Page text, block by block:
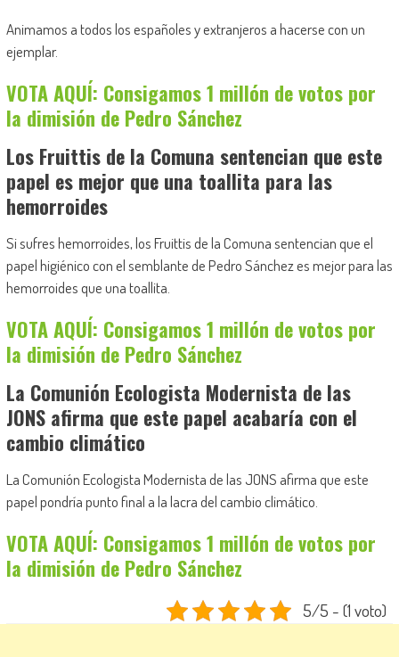
Animamos a todos los españoles y extranjeros a hacerse con un
ejemplar.
VOTA AQUÍ: Consigamos 1 millón de votos por
la dimisión de Pedro Sánchez
Los Fruittis de la Comuna sentencian que este
papel es mejor que una toallita para las
hemorroides
Si sufres hemorroides, los Fruittis de la Comuna sentencian que el
papel higiénico con el semblante de Pedro Sánchez es mejor para las
hemorroides que una toallita.
VOTA AQUÍ: Consigamos 1 millón de votos por
la dimisión de Pedro Sánchez
La Comunión Ecologista Modernista de las
JONS afirma que este papel acabaría con el
cambio climático
La Comunión Ecologista Modernista de las JONS afirma que este
papel pondría punto final a la lacra del cambio climático.
VOTA AQUÍ: Consigamos 1 millón de votos por
la dimisión de Pedro Sánchez
5/5 - (1 voto)